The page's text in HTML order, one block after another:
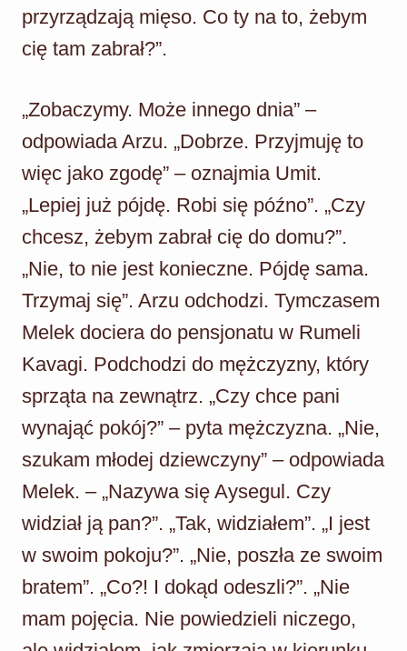
przyrządzają mięso. Co ty na to, żebym
cię tam zabrał?”.
„Zobaczymy. Może innego dnia” –
odpowiada Arzu. „Dobrze. Przyjmuję to
więc jako zgodę” – oznajmia Umit.
„Lepiej już pójdę. Robi się późno”. „Czy
chcesz, żebym zabrał cię do domu?”.
„Nie, to nie jest konieczne. Pójdę sama.
Trzymaj się”. Arzu odchodzi. Tymczasem
Melek dociera do pensjonatu w Rumeli
Kavagi. Podchodzi do mężczyzny, który
sprząta na zewnątrz. „Czy chce pani
wynająć pokój?” – pyta mężczyzna. „Nie,
szukam młodej dziewczyny” – odpowiada
Melek. – „Nazywa się Aysegul. Czy
widział ją pan?”. „Tak, widziałem”. „I jest
w swoim pokoju?”. „Nie, poszła ze swoim
bratem”. „Co?! I dokąd odeszli?”. „Nie
mam pojęcia. Nie powiedzieli niczego,